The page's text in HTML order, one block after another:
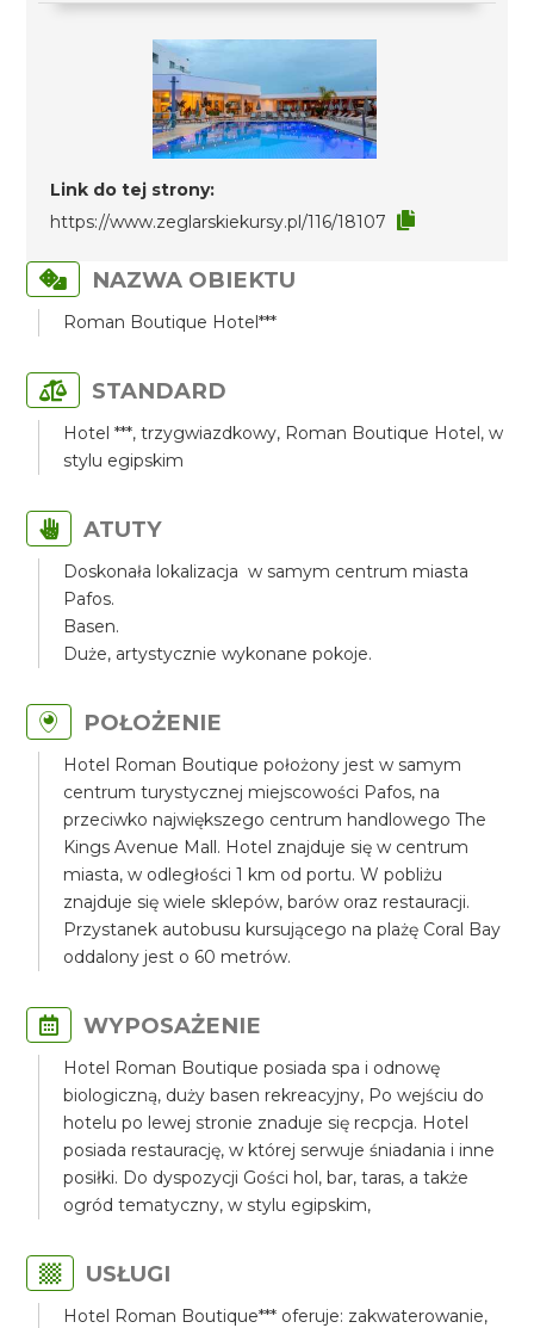
Link do tej strony:
https://www.zeglarskiekursy.pl/116/18107
NAZWA OBIEKTU
Roman Boutique Hotel***
STANDARD
Hotel ***, trzygwiazdkowy, Roman Boutique Hotel, w
stylu egipskim
ATUTY
Doskonała lokalizacja w samym centrum miasta
Pafos.
Basen.
Duże, artystycznie wykonane pokoje.
POŁOŻENIE
Hotel Roman Boutique położony jest w samym
centrum turystycznej miejscowości Pafos, na
przeciwko największego centrum handlowego The
Kings Avenue Mall. Hotel znajduje się w centrum
miasta, w odległości 1 km od portu. W pobliżu
znajduje się wiele sklepów, barów oraz restauracji.
Przystanek autobusu kursującego na plażę Coral Bay
oddalony jest o 60 metrów.
WYPOSAŻENIE
Hotel Roman Boutique posiada spa i odnowę
biologiczną, duży basen rekreacyjny, Po wejściu do
hotelu po lewej stronie znaduje się recpcja. Hotel
posiada restaurację, w której serwuje śniadania i inne
posiłki. Do dyspozycji Gości hol, bar, taras, a także
ogród tematyczny, w stylu egipskim,
USŁUGI
Hotel Roman Boutique*** oferuje: zakwaterowanie,